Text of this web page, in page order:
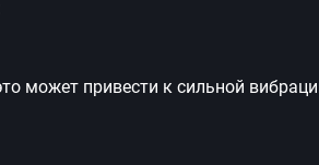
может привести к сильной